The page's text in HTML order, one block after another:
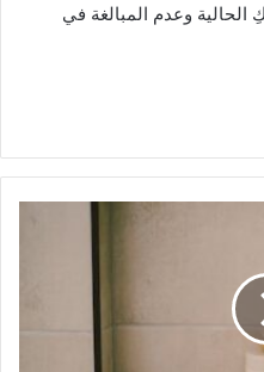
وعدم المبالغة في